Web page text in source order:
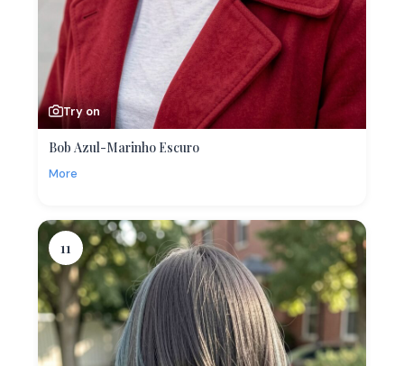
Try on
Bob Azul-Marinho Escuro
More
11